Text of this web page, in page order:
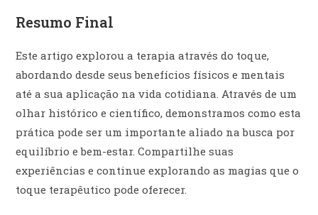
Resumo Final
Este artigo explorou a terapia através do toque,
abordando desde seus benefícios físicos e mentais
até a sua aplicação na vida cotidiana. Através de um
olhar histórico e científico, demonstramos como esta
prática pode ser um importante aliado na busca por
equilíbrio e bem-estar. Compartilhe suas
experiências e continue explorando as magias que o
toque terapêutico pode oferecer.